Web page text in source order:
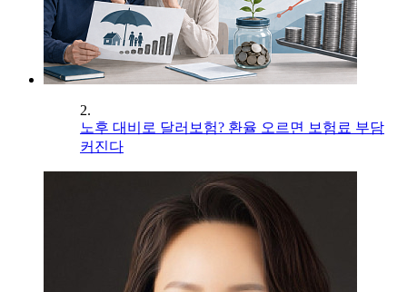
2.
노후 대비로 달러보험? 환율 오르면 보험료 부담
커진다